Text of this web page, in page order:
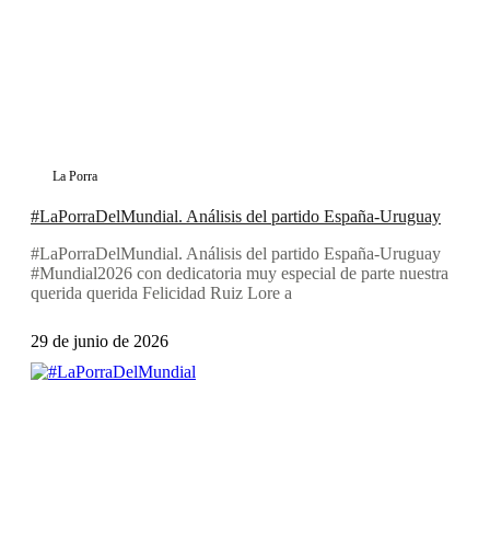
La Porra
#LaPorraDelMundial. Análisis del partido España-Uruguay
#LaPorraDelMundial. Análisis del partido España-Uruguay
#Mundial2026 con dedicatoria muy especial de parte nuestra
querida querida Felicidad Ruiz Lore a
29 de junio de 2026